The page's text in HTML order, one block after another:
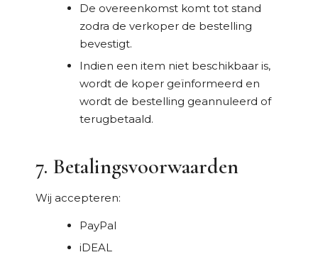
De overeenkomst komt tot stand
zodra de verkoper de bestelling
bevestigt.
Indien een item niet beschikbaar is,
wordt de koper geïnformeerd en
wordt de bestelling geannuleerd of
terugbetaald.
7. Betalingsvoorwaarden
Wij accepteren:
PayPal
iDEAL